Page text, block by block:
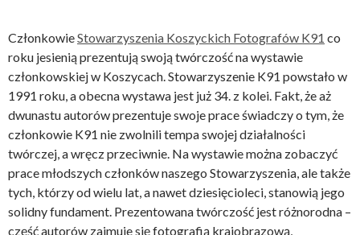
CzłonkowieStowarzyszenia Koszyckich Fotografów K91 co
roku jesienią prezentują swoją twórczość na wystawie
członkowskiej w Koszycach. Stowarzyszenie K91 powstało w
1991 roku, a obecna wystawa jest już 34. z kolei. Fakt, że aż
dwunastu autorów prezentuje swoje prace świadczy o tym, że
członkowie K91 nie zwolnili tempa swojej działalności
twórczej, a wręcz przeciwnie. Na wystawie można zobaczyć
prace młodszych członków naszego Stowarzyszenia, ale także
tych, którzy od wielu lat, a nawet dziesięcioleci, stanowią jego
solidny fundament. Prezentowana twórczość jest różnorodna –
część autorów zajmuje się fotografią krajobrazową,